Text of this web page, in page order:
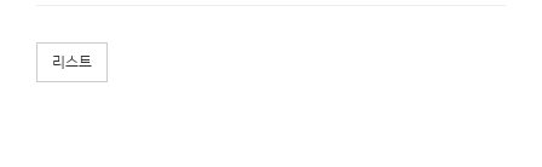
리스트